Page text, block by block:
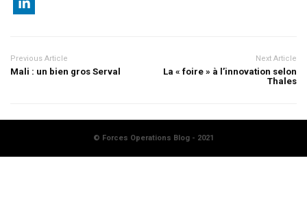
Previous Article
Mali : un bien gros Serval
Next Article
La « foire » à l’innovation selon
Thales
© Forces Operations Blog - 2021